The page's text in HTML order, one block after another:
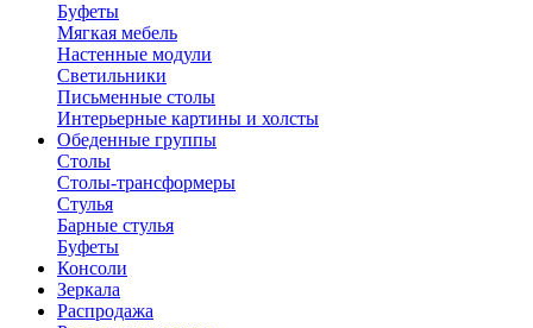
Буфеты
Мягкая мебель
Настенные модули
Светильники
Письменные столы
Интерьерные картины и холсты
Обеденные группы
Столы
Столы-трансформеры
Стулья
Барные стулья
Буфеты
Консоли
Зеркала
Распродажа